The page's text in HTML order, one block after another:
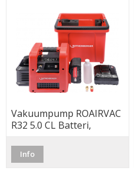
Vakuumpump ROAIRVAC
R32 5.0 CL Batteri,
Info